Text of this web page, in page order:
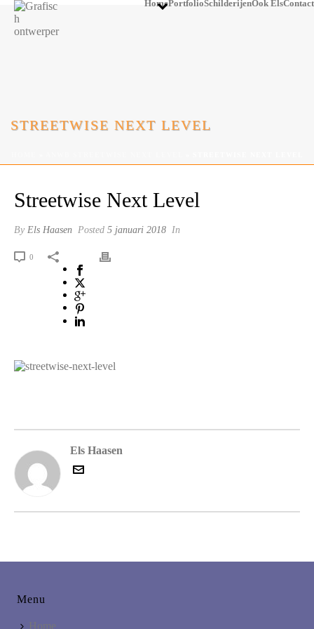
HomePortfolioSchilderijenOok ElsContact
STREETWISE NEXT LEVEL
Streetwise Next Level
By Els Haasen Posted 5 januari 2018 In
0
Els Haasen
Menu
Home